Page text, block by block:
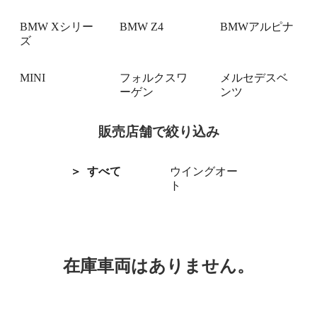
BMW Xシリー
ズ
BMW Z4 BMWアルピナ
MINI
フォルクスワ
ーゲン
メルセデスベ
ンツ
販売店舗で絞り込み
すべて
ウイングオー
ト
在庫車両はありません。